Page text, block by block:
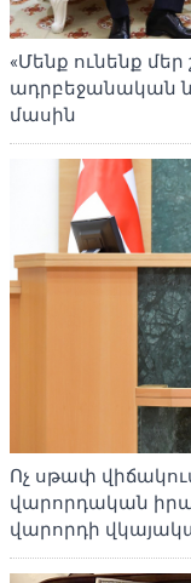
«Մենք ունենք
ադրբեջանական
մասին
Ոչ սթափ
վարորդական
վարորդի